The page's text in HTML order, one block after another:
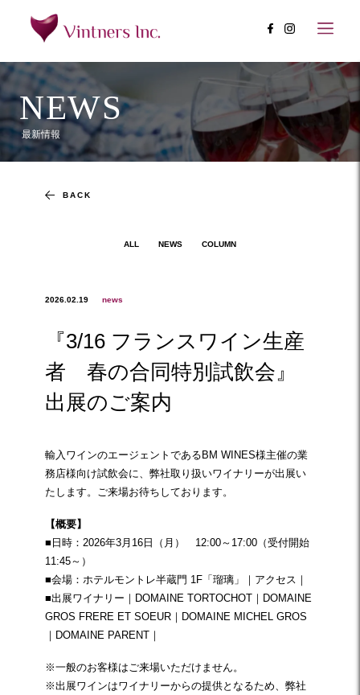
NEWS
最新情報
BACK
ALL NEWS COLUMN
2026.02.19 news
『3/16 フランスワイン生産
者 春の合同特別試飲会』
出展のご案内
輸入ワインのエージェントであるBM WINES様主催の業
務店様向け試飲会に、弊社取り扱いワイナリーが出展い
たします。ご来場お待ちしております。
【概要】
■日時：2026年3月16日（月） 12:00～17:00（受付開始
11:45～）
■会場：ホテルモントレ半蔵門 1F「瑠璃」｜ アクセス ｜
■出展ワイナリー｜ DOMAINE TORTOCHOT ｜ DOMAINE
GROS FRERE ET SOEUR ｜ DOMAINE MICHEL GROS
｜ DOMAINE PARENT ｜
※一般のお客様はご来場いただけません。
※出展ワインはワイナリーからの提供となるため、弊社